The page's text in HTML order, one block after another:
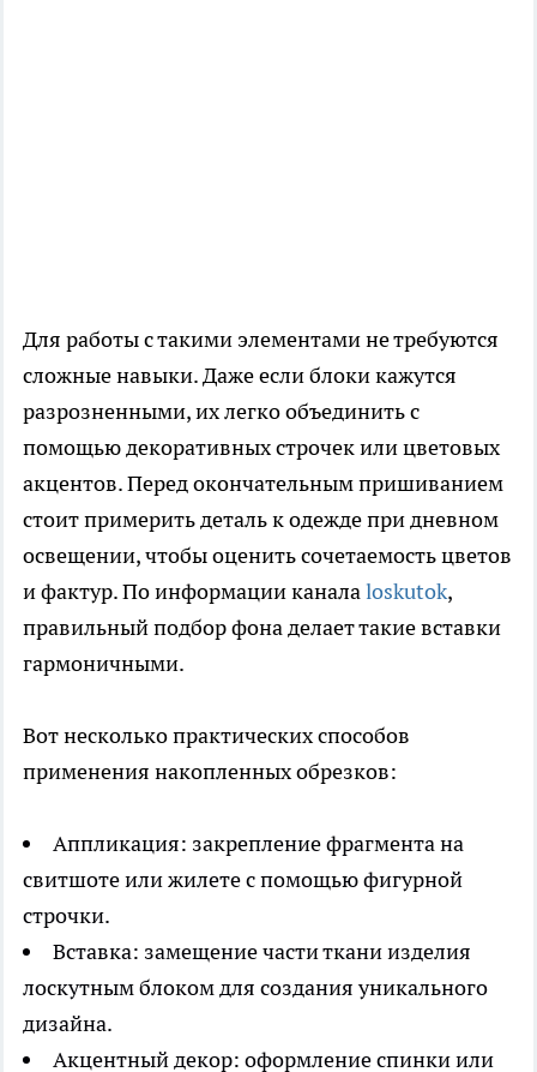
Для работы с такими элементами не требуются
сложные навыки. Даже если блоки кажутся
разрозненными, их легко объединить с
помощью декоративных строчек или цветовых
акцентов. Перед окончательным пришиванием
стоит примерить деталь к одежде при дневном
освещении, чтобы оценить сочетаемость цветов
и фактур. По информации каналаloskutok,
правильный подбор фона делает такие вставки
гармоничными.
Вот несколько практических способов
применения накопленных обрезков:
Аппликация: закрепление фрагмента на
свитшоте или жилете с помощью фигурной
строчки.
Вставка: замещение части ткани изделия
лоскутным блоком для создания уникального
дизайна.
Акцентный декор: оформление спинки или